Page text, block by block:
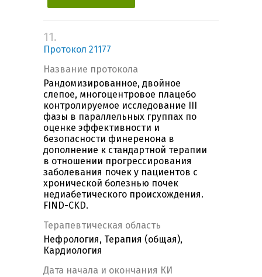
11.
Протокол 21177
Название протокола
Рандомизированное, двойное
слепое, многоцентровое плацебо
контролируемое исследование III
фазы в параллельных группах по
оценке эффективности и
безопасности финеренона в
дополнение к стандартной терапии
в отношении прогрессирования
заболевания почек у пациентов с
хронической болезнью почек
недиабетического происхождения.
FIND-CKD.
Терапевтическая область
Нефрология, Терапия (общая),
Кардиология
Дата начала и окончания КИ